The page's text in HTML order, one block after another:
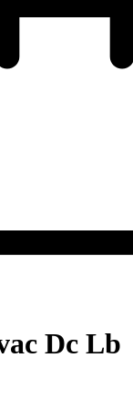
Dc Lb